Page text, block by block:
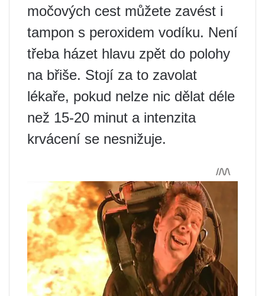
močových cest můžete zavést i
tampon s peroxidem vodíku. Není
třeba házet hlavu zpět do polohy
na břiše. Stojí za to zavolat
lékaře, pokud nelze nic dělat déle
než 15-20 minut a intenzita
krvácení se nesnižuje.